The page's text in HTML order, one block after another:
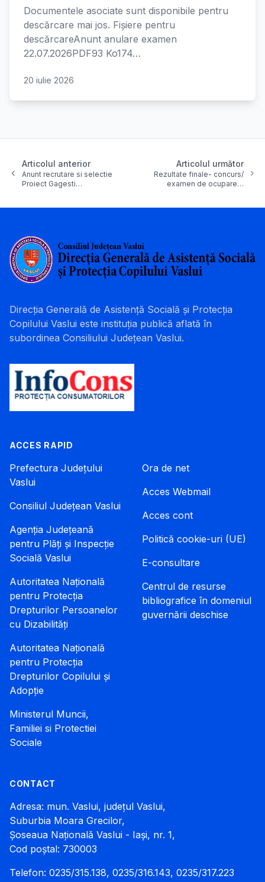
Documentele asociate sunt disponibile pentru
descărcare mai jos. Fișiere pentru
descărcareAnunt anulare examen
22.07.2026PDF93 Ko174…
20 iulie 2026
Articolul anterior
Anunt recrutare si selectie
Proiect Gagesti…
Articolul următor
Rezultate finale- concurs/
examen de ocupare…
Direcția Generală de Asistență Socială și Protecția
Copilului Vaslui este instituția publică aflată în
subordinea Consiliului Județean Vaslui.
ACCES RAPID
Prefectura Județului
Vaslui
Consiliul Județean Vaslui
Agenția Județeană
pentru Plăți și Inspecție
Socială Vaslui
Autoritatea Națională
pentru Protecția
Drepturilor Persoanelor
cu Dizabilități
Autoritatea Națională
pentru Protecția
Drepturilor Copilului și
Adopție
Ministerul Muncii,
Familiei si Protectiei
Sociale
Ora de net
Acces Webmail
Acces cont
Politică cookie-uri (UE)
E-consultare
Centrul de resurse
bibliografice în domeniul
guvernării deschise
CONTACT
Adresa: mun. Vaslui, județul Vaslui,
Suburbia Moara Grecilor,
Șoseaua Națională Vaslui - Iași, nr. 1,
Cod poștal: 730003
Telefon: 0235/315.138, 0235/316.143, 0235/317.223